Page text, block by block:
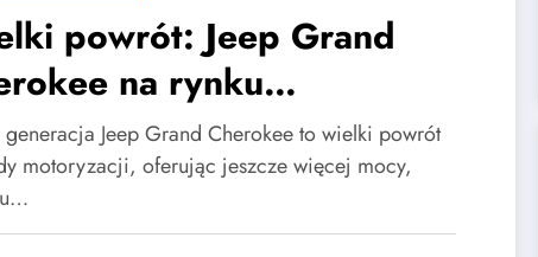
powrót: Jeep Grand
na rynku
Jeep Grand Cherokee to wielki powrót
motoryzacji, oferując jeszcze więcej mocy,